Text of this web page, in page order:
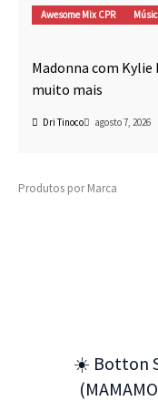
Awesome Mix CPR
Madonna com Kylie
muito mais
Dri Tinoco agosto 7, 2026
Produtos por Marca
☀️ Botton